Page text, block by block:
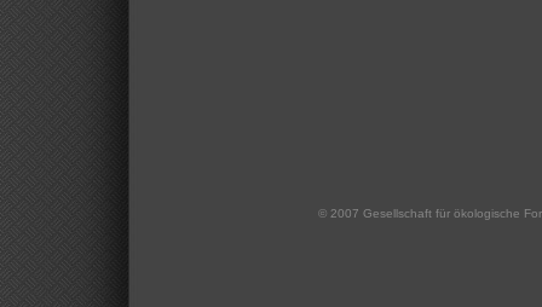
© 2007 Gesellschaft für ökologische